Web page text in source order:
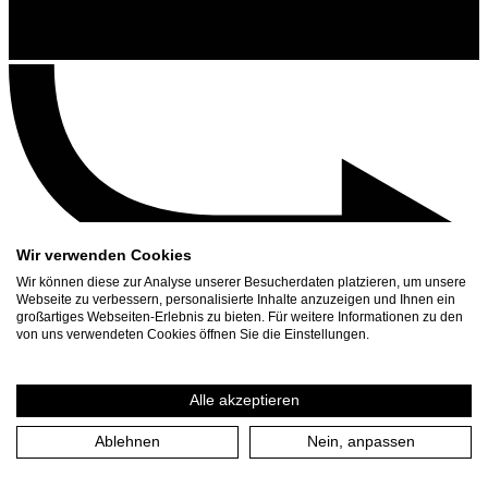
Contact
Press Download
Wir verwenden Cookies
Wir können diese zur Analyse unserer Besucherdaten platzieren, um unsere
Webseite zu verbessern, personalisierte Inhalte anzuzeigen und Ihnen ein
großartiges Webseiten-Erlebnis zu bieten. Für weitere Informationen zu den
von uns verwendeten Cookies öffnen Sie die Einstellungen.
Alle akzeptieren
Ablehnen Nein, anpassen